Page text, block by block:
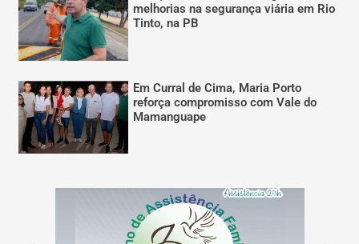
melhorias na segurança viária em Rio
Tinto, na PB
Em Curral de Cima, Maria Porto
reforça compromisso com Vale do
Mamanguape